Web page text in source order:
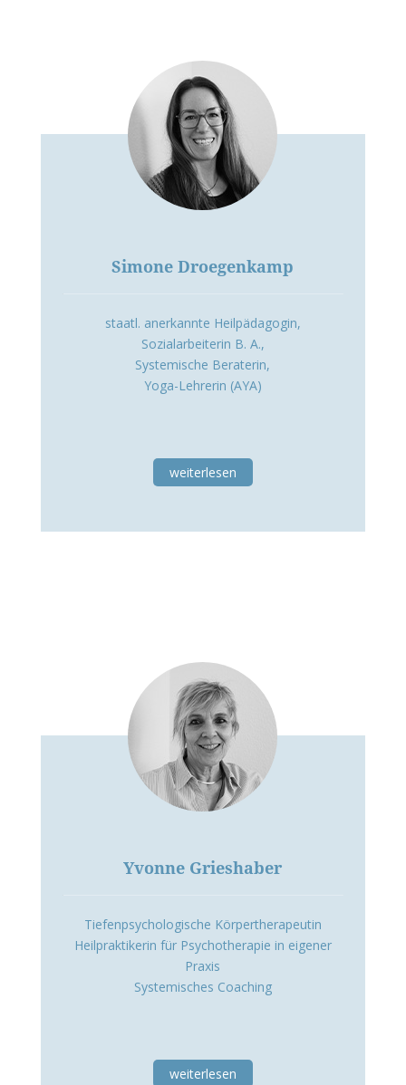
Simone Droegenkamp
staatl. anerkannte Heilpädagogin,
Sozialarbeiterin B. A.,
Systemische Beraterin,
Yoga-Lehrerin (AYA)
weiterlesen
Yvonne Grieshaber
Tiefenpsychologische Körpertherapeutin
Heilpraktikerin für Psychotherapie in eigener
Praxis
Systemisches Coaching
weiterlesen